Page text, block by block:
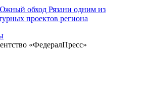
обход Рязани одним из
проектов региона
«ФедералПресс»